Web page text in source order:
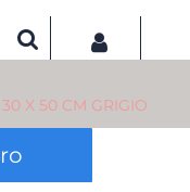
X 50 CM GRIGIO